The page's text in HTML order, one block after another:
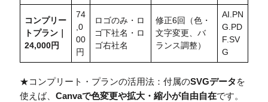
コンプリー
トプラン｜
24,000円
74
,0
00
円
ロゴのみ・ロ
ゴ下社名・ロ
ゴ右社名
修正6回（色・
文字変更、バ
ランス調整）
AI.PN
G.PD
F.SV
G
★コンプリート・プランの活用法：付属のSVGデータ を
使えば、 Canvaで色変更や拡大・縮小が自由自在です。